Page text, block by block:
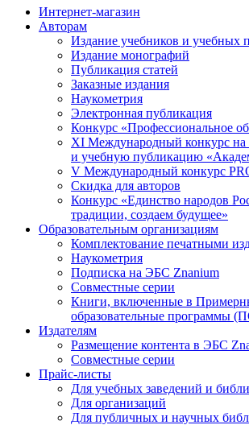
Интернет-магазин
Авторам
Издание учебников и учебных
Издание монографий
Публикация статей
Заказные издания
Наукометрия
Электронная публикация
Конкурс «Профессиональное
XI Международный конкурс
и учебную публикацию
V Международный конкурс
Скидка для авторов
Конкурс «Единство народов
традиции, создаем будущее»
Образовательным организациям
Комплектование печатными
Наукометрия
Подписка на ЭБС Znanium
Совместные серии
Книги, включенные в
образовательные программы
Издателям
Размещение контента в ЭБС
Совместные серии
Прайс-листы
Для учебных заведений и
Для организаций
Для публичных и научных